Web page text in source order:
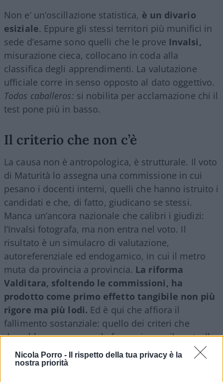
Nicola Porro -
Il rispetto della tua privacy è la
nostra priorità
Non e’ un’oscillazione statistica, è un divario
esiziale. Eppure gli stessi territori più munifici in
sede d’esame sono quelli che le prove Invalsi,
misurazione cieca, collocano in coda alla
classifica degli apprendimenti. La valutazione
ufficiale corre in senso opposto al dato oggettivo.
Todos caballeros: si nobilita per acclamazione chi il
test pone più in basso.
Il criterio che non c’è
La causa non è antropologica, è strutturale. Il voto
di Maturità lo assegna una commissione in cui
pesano i docenti interni, quelli che hanno istruito i
candidati e che, di fatto, giudicano se stessi.
Manca un’ancora nazionale che calibri i giudizi:
l’Invalsi fotografa, ma non entra nel voto. Il
risultato è un simulacro di valutazione,
autoreferenziale ed endogamico, in cui il metro
muta da provincia a provincia. La riforma
Valditara, sfoltendo le commissioni, ha
prodotto come primo effetto tangibile non più
rigore ma più lodi. Ed è qui che affiora il
fallimento sostanziale: quello dei criteri che
dovrebbero governare la formazione e il controllo
del corpo docente. Il docente si forma, insegna e
si giudica dentro circuiti locali chiusi, senza che